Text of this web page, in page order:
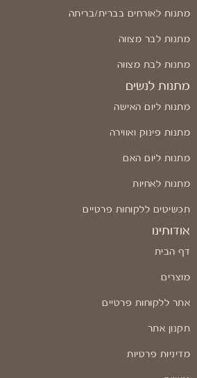
מתנות לאורחים בברית/בריתה
מתנות לבר מצווה
מתנות לבת מצווה
מתנות לנשים
מתנות ליום האישה
מתנות פינוק ואווירה
מתנות ליום האם
מתנות לאחיות
תכשיטים ללקוחות פרטיים
אודותינו
דף הבית
מוצרים
אתר ללקוחות פרטיים
תקנון אתר
מדיניות פרטיות